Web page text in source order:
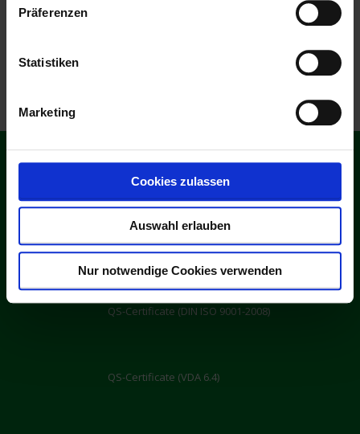
Präferenzen
Statistiken
Marketing
Cookies zulassen
Auswahl erlauben
Nur notwendige Cookies verwenden
Downloads
QS-Certificate (DIN ISO 9001:2000)
QS-Certificate (DIN ISO 9001-2008)
QS-Certificate (VDA 6.4)